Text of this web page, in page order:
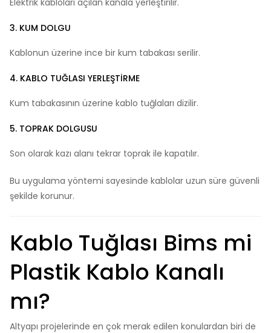
3. KUM DOLGU
Kablonun üzerine ince bir kum tabakası serilir.
4. KABLO TUĞLASI YERLEŞTIRME
Kum tabakasının üzerine kablo tuğlaları dizilir.
5. TOPRAK DOLGUSU
Son olarak kazı alanı tekrar toprak ile kapatılır.
Bu uygulama yöntemi sayesinde kablolar uzun süre güvenli
şekilde korunur.
Kablo Tuğlası Bims mi
Plastik Kablo Kanalı
mı?
Altyapı projelerinde en çok merak edilen konulardan biri de